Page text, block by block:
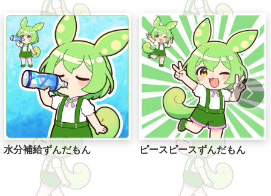
水分補給ずんだもん ピースピースずんだもん